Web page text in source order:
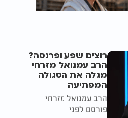
רוצים שפע ופרנסה?
הרב עמנואל מזרחי
מגלה את הסגולה
המפתיעה
הרב עמנואל מזרחי
פורסם לפני